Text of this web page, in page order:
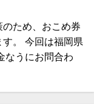
ため、おこめ券
。 今回は福岡県
なうにお問合わ